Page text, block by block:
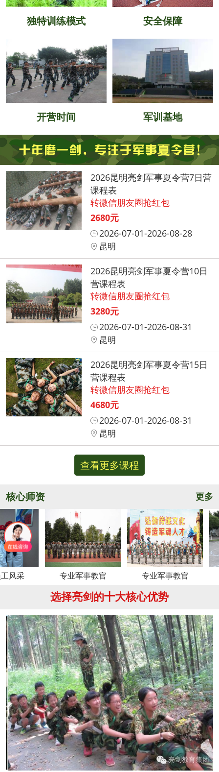
独特训练模式 安全保障
开营时间 军训基地
2026昆明亮剑军事夏令营7日营
课程表
转微信朋友圈抢红包
2680元
2026-07-01-2026-08-28
昆明
2026昆明亮剑军事夏令营10日
营课程表
转微信朋友圈抢红包
3280元
2026-07-01-2026-08-31
昆明
2026昆明亮剑军事夏令营15日
营课程表
转微信朋友圈抢红包
4680元
2026-07-01-2026-08-31
昆明
查看更多课程
核心师资 更多
专业军事教官 专业军事教官
选择亮剑的十大核心优势